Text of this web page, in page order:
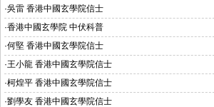
·吳雷 香港中國玄學院信士
·香港中國玄學院 中伏科普
·何堅 香港中國玄學院信士
·王小龍 香港中國玄學院信士
·柯煌平 香港中國玄學院信士
·劉學友 香港中國玄學院信士